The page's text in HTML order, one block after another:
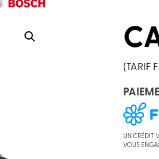
(TARIF
UN CRÉDIT
VOUS